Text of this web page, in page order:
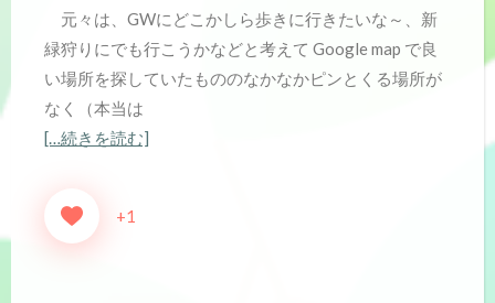
元々は、GWにどこかしら歩きに行きたいな～、新
緑狩りにでも行こうかなどと考えて Google map で良
い場所を探していたもののなかなかピンとくる場所が
なく（本当は
[…続きを読む]
+1